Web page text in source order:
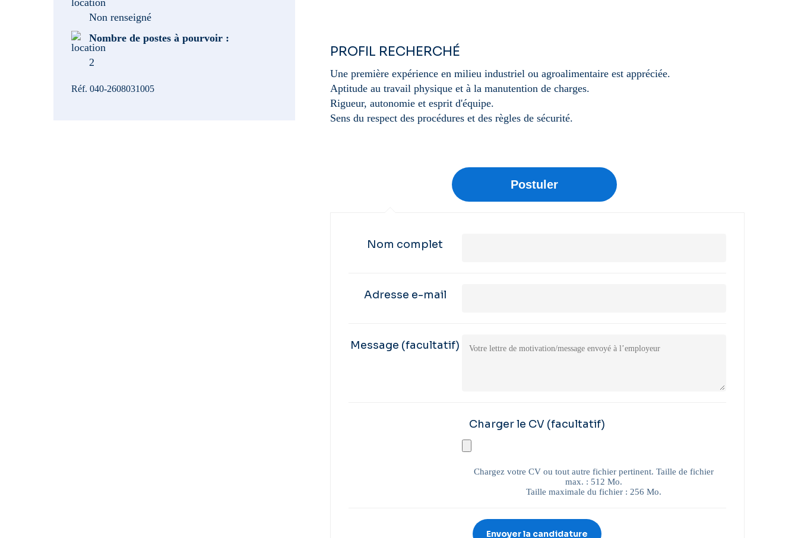
Non renseigné
Nombre de postes à pourvoir :
2
Réf. 040-2608031005
PROFIL RECHERCHÉ
Une première expérience en milieu industriel ou agroalimentaire est appréciée.
Aptitude au travail physique et à la manutention de charges.
Rigueur, autonomie et esprit d'équipe.
Sens du respect des procédures et des règles de sécurité.
Nom complet
Adresse e-mail
Message (facultatif)
Charger le CV (facultatif)
Chargez votre CV ou tout autre fichier pertinent. Taille de fichier
max. : 512 Mo.
Taille maximale du fichier : 256 Mo.